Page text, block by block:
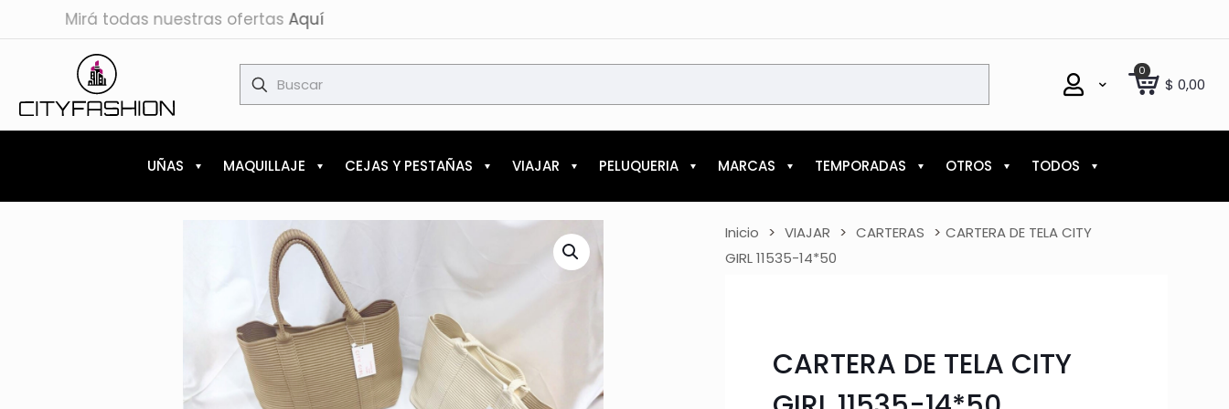
Mirá todas nuestras ofertas Aquí
0
$ 0,00
UÑAS MAQUILLAJE CEJAS Y PESTAÑAS VIAJAR PELUQUERIA MARCAS TEMPORADAS OTROS TODOS
Inicio > VIAJAR > CARTERAS > CARTERA DE TELA CITY
GIRL 11535-14*50
CARTERA DE TELA CITY